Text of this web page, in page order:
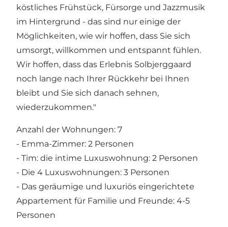
köstliches Frühstück, Fürsorge und Jazzmusik
im Hintergrund - das sind nur einige der
Möglichkeiten, wie wir hoffen, dass Sie sich
umsorgt, willkommen und entspannt fühlen.
Wir hoffen, dass das Erlebnis Solbjerggaard
noch lange nach Ihrer Rückkehr bei Ihnen
bleibt und Sie sich danach sehnen,
wiederzukommen."
Anzahl der Wohnungen: 7
- Emma-Zimmer: 2 Personen
- Tim: die intime Luxuswohnung: 2 Personen
- Die 4 Luxuswohnungen: 3 Personen
- Das geräumige und luxuriös eingerichtete
Appartement für Familie und Freunde: 4-5
Personen